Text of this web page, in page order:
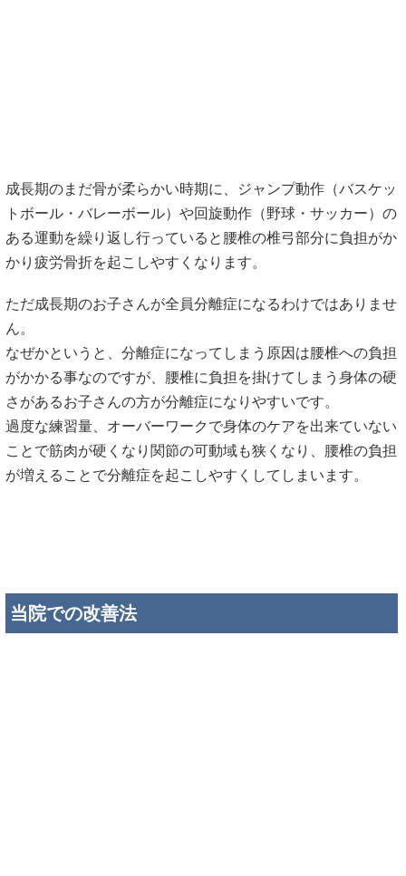
成長期のまだ骨が柔らかい時期に、ジャンプ動作（バスケッ
トボール・バレーボール）や回旋動作（野球・サッカー）の
ある運動を繰り返し行っていると腰椎の椎弓部分に負担がか
かり疲労骨折を起こしやすくなります。
ただ成長期のお子さんが全員分離症になるわけではありませ
ん。
なぜかというと、分離症になってしまう原因は腰椎への負担
がかかる事なのですが、腰椎に負担を掛けてしまう身体の硬
さがあるお子さんの方が分離症になりやすいです。
過度な練習量、オーバーワークで身体のケアを出来ていない
ことで筋肉が硬くなり関節の可動域も狭くなり、腰椎の負担
が増えることで分離症を起こしやすくしてしまいます。
当院での改善法